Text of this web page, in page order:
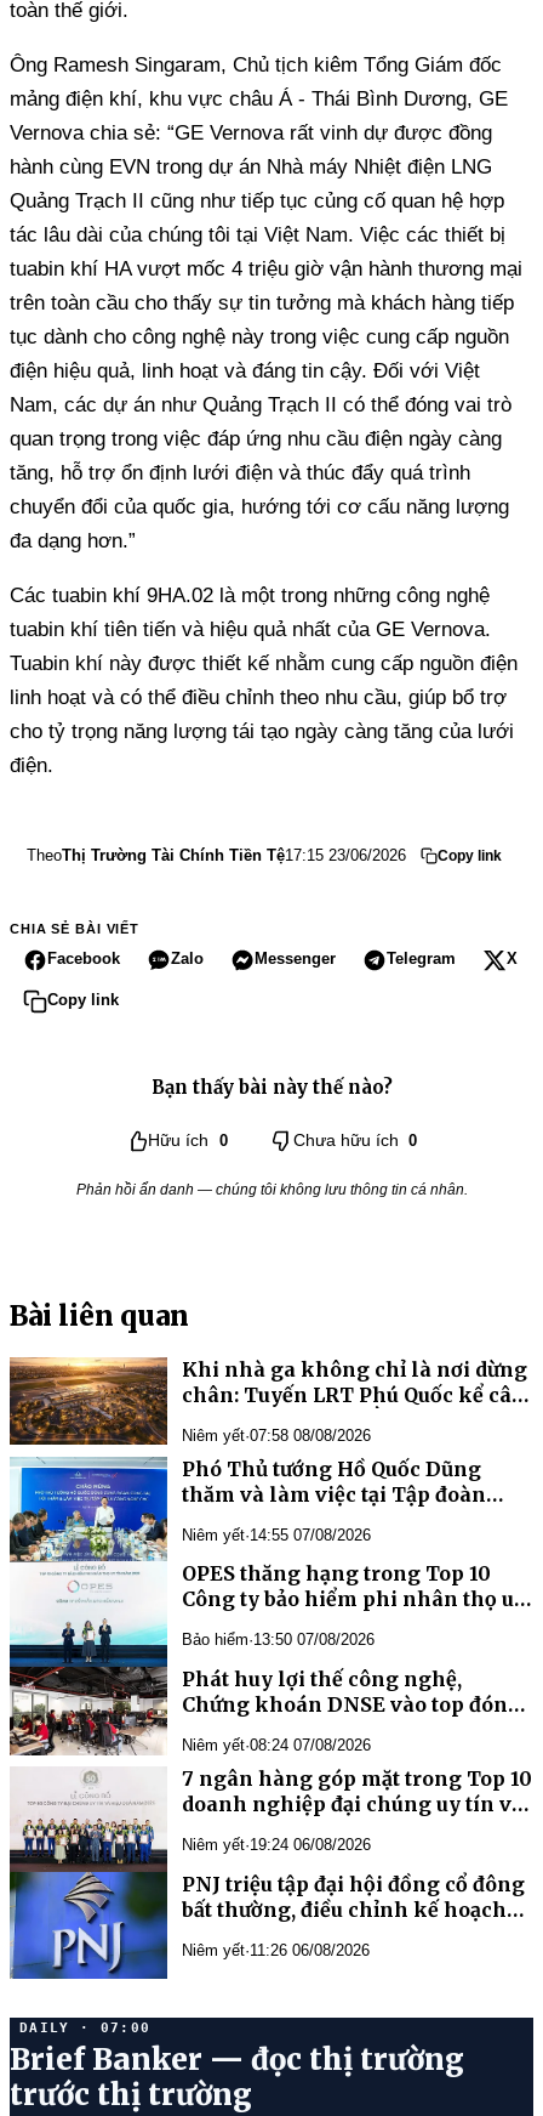
toàn thế giới.
Ông Ramesh Singaram, Chủ tịch kiêm Tổng Giám đốc
mảng điện khí, khu vực châu Á - Thái Bình Dương, GE
Vernova chia sẻ: “GE Vernova rất vinh dự được đồng
hành cùng EVN trong dự án Nhà máy Nhiệt điện LNG
Quảng Trạch II cũng như tiếp tục củng cố quan hệ hợp
tác lâu dài của chúng tôi tại Việt Nam. Việc các thiết bị
tuabin khí HA vượt mốc 4 triệu giờ vận hành thương mại
trên toàn cầu cho thấy sự tin tưởng mà khách hàng tiếp
tục dành cho công nghệ này trong việc cung cấp nguồn
điện hiệu quả, linh hoạt và đáng tin cậy. Đối với Việt
Nam, các dự án như Quảng Trạch II có thể đóng vai trò
quan trọng trong việc đáp ứng nhu cầu điện ngày càng
tăng, hỗ trợ ổn định lưới điện và thúc đẩy quá trình
chuyển đổi của quốc gia, hướng tới cơ cấu năng lượng
đa dạng hơn.”
Các tuabin khí 9HA.02 là một trong những công nghệ
tuabin khí tiên tiến và hiệu quả nhất của GE Vernova.
Tuabin khí này được thiết kế nhằm cung cấp nguồn điện
linh hoạt và có thể điều chỉnh theo nhu cầu, giúp bổ trợ
cho tỷ trọng năng lượng tái tạo ngày càng tăng của lưới
điện.
TheoThị Trường Tài Chính Tiền Tệ17:15 23/06/2026 Copy link
CHIA SẺ BÀI VIẾT
Facebook Zalo Messenger Telegram X
Copy link
Bạn thấy bài này thế nào?
Hữu ích 0 Chưa hữu ích 0
Phản hồi ẩn danh — chúng tôi không lưu thông tin cá nhân.
Bài liên quan
Khi nhà ga không chỉ là nơi dừng
chân: Tuyến LRT Phú Quốc kể câu
Niêm yết·07:58 08/08/2026
Phó Thủ tướng Hồ Quốc Dũng
thăm và làm việc tại Tập đoàn
Niêm yết·14:55 07/08/2026
OPES thăng hạng trong Top 10
Công ty bảo hiểm phi nhân thọ uy
Bảo hiểm·13:50 07/08/2026
Phát huy lợi thế công nghệ,
Chứng khoán DNSE vào top đóng
Niêm yết·08:24 07/08/2026
7 ngân hàng góp mặt trong Top 10
doanh nghiệp đại chúng uy tín và
Niêm yết·19:24 06/08/2026
PNJ triệu tập đại hội đồng cổ đông
bất thường, điều chỉnh kế hoạch
Niêm yết·11:26 06/08/2026
DAILY · 07:00
Brief Banker — đọc thị trường
trước thị trường